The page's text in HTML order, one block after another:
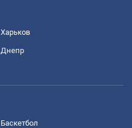
Харьков
Днепр
Баскетбол